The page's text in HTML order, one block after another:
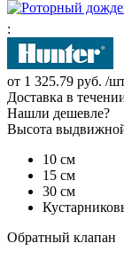
:
от 1 325.79 руб. /
Доставка в
Нашли дешевле?
Высота
10 см
15 см
30 см
Обратный клапан